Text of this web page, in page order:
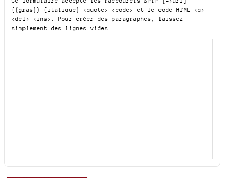
{{gras}} {italique} <quote> <code>
et le code HTML <q>
<del> <ins>
. Pour créer des paragraphes, laissez
simplement des lignes vides.